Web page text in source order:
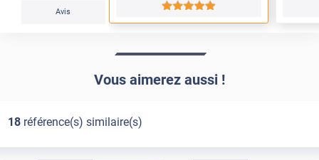
Avis
*****
Vous aimerez aussi !
18référence(s) similaire(s)